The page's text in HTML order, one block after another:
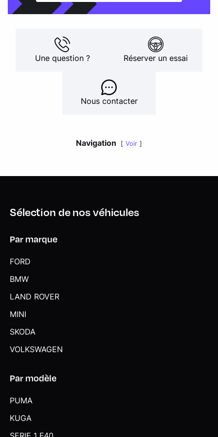
Une question ? Réserver un essai
Nous contacter
Navigation Voir
Sélection de nos véhicules
Par marque
FORD
BMW
LAND ROVER
MINI
SKODA
VOLKSWAGEN
Par modèle
PUMA
KUGA